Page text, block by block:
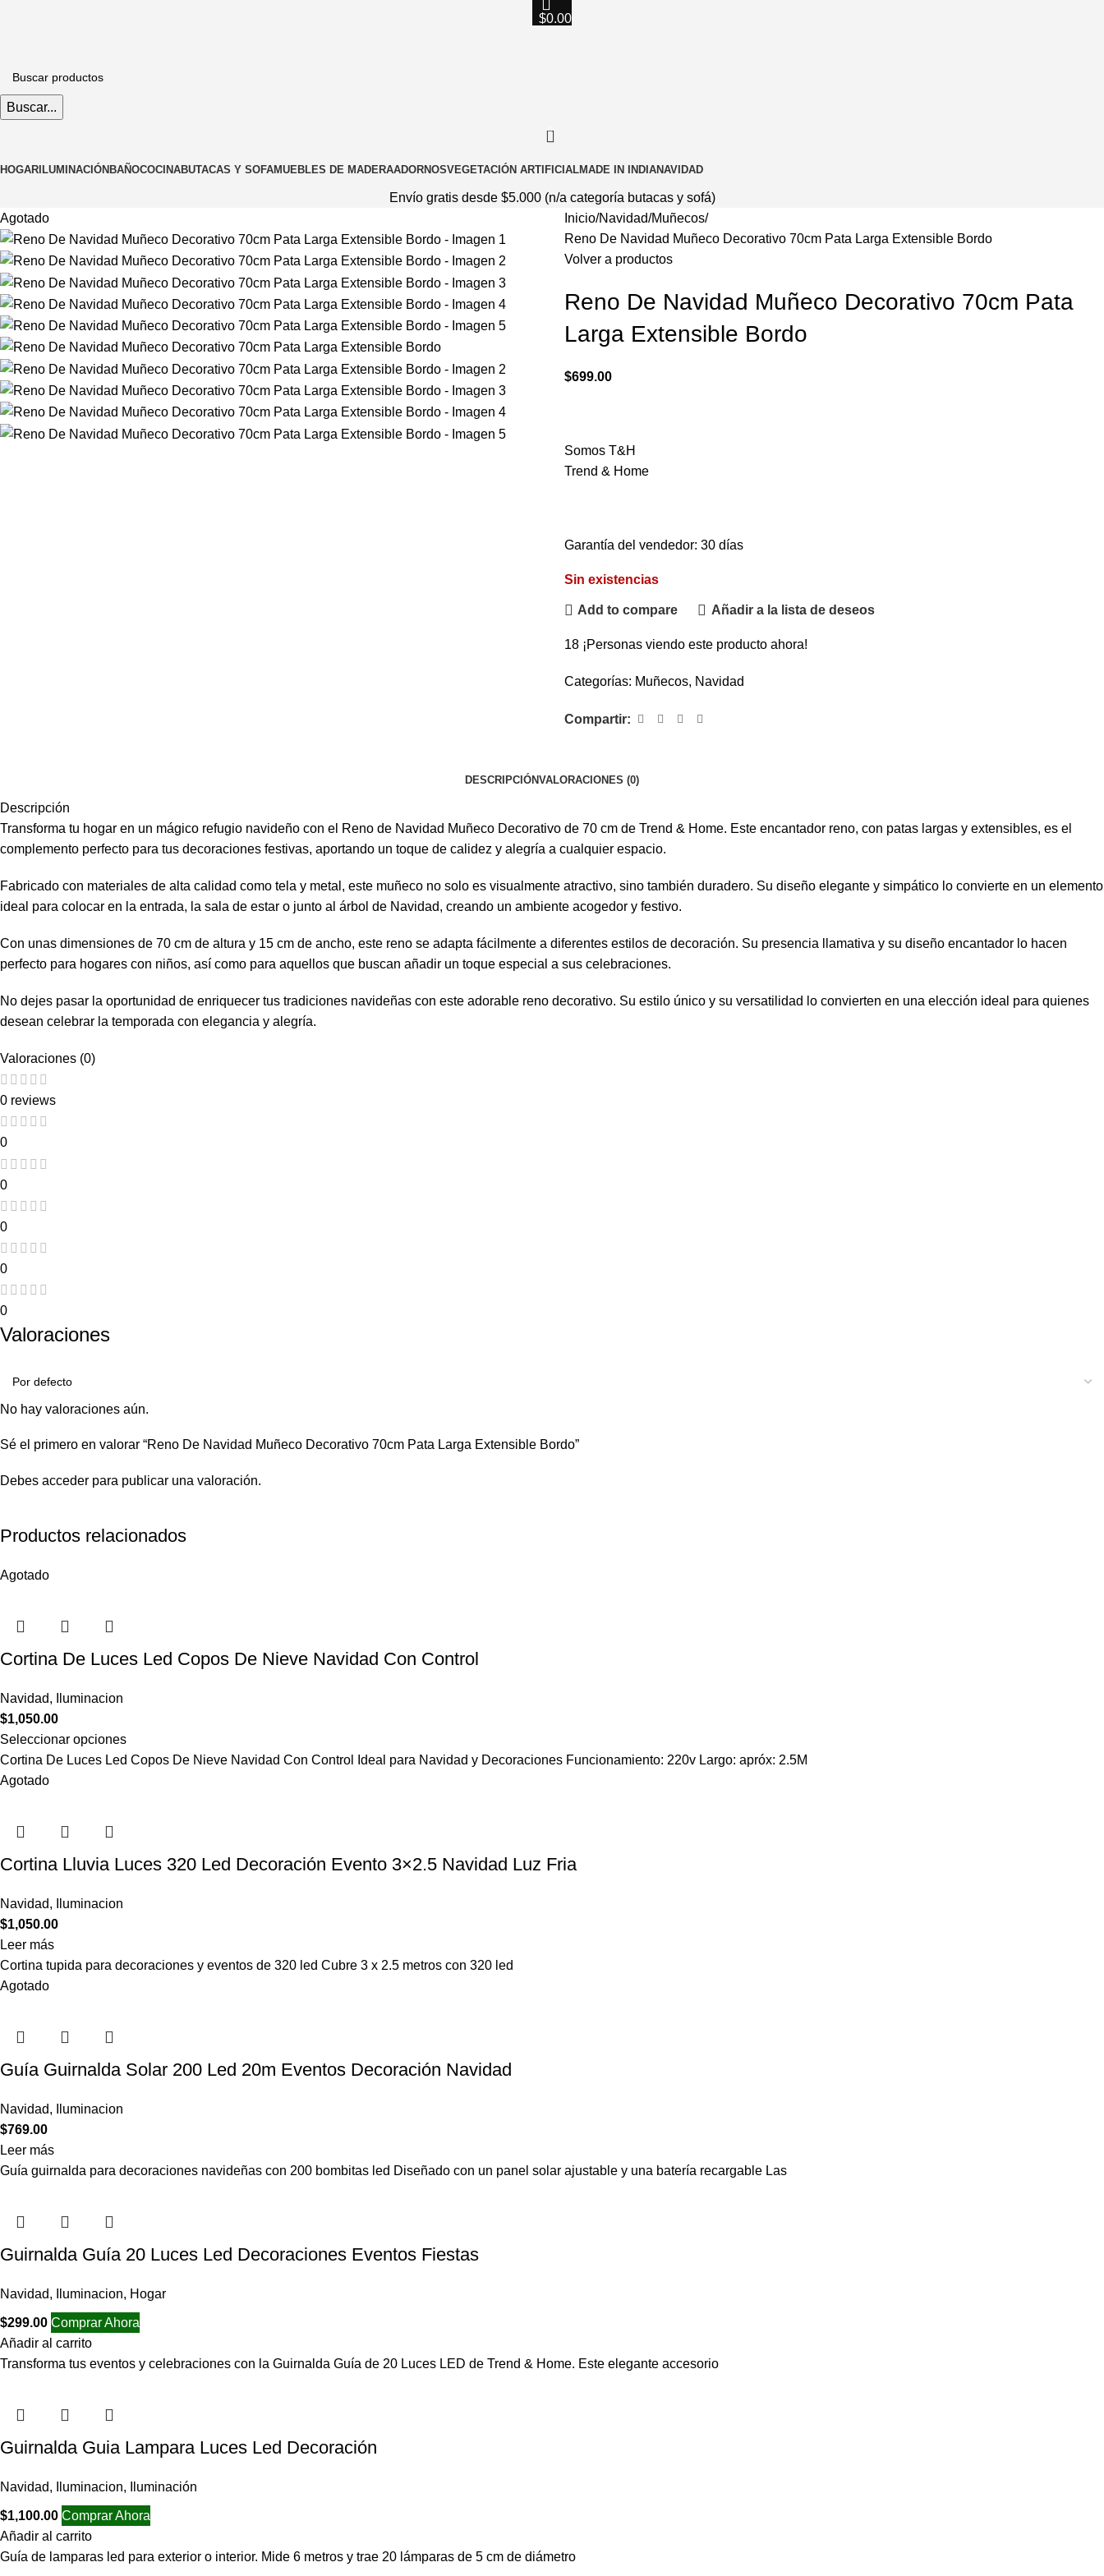
$0.00
Buscar...
0
HOGAR ILUMINACIÓN BAÑOCOCINABUTACAS Y SOFAMUEBLES DE MADERAADORNOSVEGETACIÓN ARTIFICIALMADE IN INDIANAVIDAD
Envío gratis desde $5.000 (n/a categoría butacas y sofá)
Agotado
Inicio Navidad Muñecos
Reno De Navidad Muñeco Decorativo 70cm Pata Larga Extensible Bordo
Volver a productos
Reno De Navidad Muñeco Decorativo 70cm Pata
Larga Extensible Bordo
$699.00
Somos T&H
Trend & Home
Garantía del vendedor: 30 días
Sin existencias
Add to compare Añadir a la lista de deseos
18 ¡Personas viendo este producto ahora!
Categorías: Muñecos, Navidad
Compartir:
DESCRIPCIÓNVALORACIONES (0)
Descripción
Transforma tu hogar en un mágico refugio navideño con el Reno de Navidad Muñeco Decorativo de 70 cm de Trend & Home. Este encantador reno, con patas largas y extensibles, es el
complemento perfecto para tus decoraciones festivas, aportando un toque de calidez y alegría a cualquier espacio.
Fabricado con materiales de alta calidad como tela y metal, este muñeco no solo es visualmente atractivo, sino también duradero. Su diseño elegante y simpático lo convierte en un elemento
ideal para colocar en la entrada, la sala de estar o junto al árbol de Navidad, creando un ambiente acogedor y festivo.
Con unas dimensiones de 70 cm de altura y 15 cm de ancho, este reno se adapta fácilmente a diferentes estilos de decoración. Su presencia llamativa y su diseño encantador lo hacen
perfecto para hogares con niños, así como para aquellos que buscan añadir un toque especial a sus celebraciones.
No dejes pasar la oportunidad de enriquecer tus tradiciones navideñas con este adorable reno decorativo. Su estilo único y su versatilidad lo convierten en una elección ideal para quienes
desean celebrar la temporada con elegancia y alegría.
Valoraciones (0)
0 reviews
0
0
0
0
0
Valoraciones
No hay valoraciones aún.
Sé el primero en valorar “Reno De Navidad Muñeco Decorativo 70cm Pata Larga Extensible Bordo”
Debes acceder para publicar una valoración.
Productos relacionados
Agotado
Cortina De Luces Led Copos De Nieve Navidad Con Control
Navidad,
Iluminacion
$1,050.00
Seleccionar opciones
Cortina De Luces Led Copos De Nieve Navidad Con Control Ideal para Navidad y Decoraciones Funcionamiento: 220v Largo: apróx: 2.5M
Agotado
Cortina Lluvia Luces 320 Led Decoración Evento 3×2.5 Navidad Luz Fria
Navidad,
Iluminacion
$1,050.00
Leer más
Cortina tupida para decoraciones y eventos de 320 led Cubre 3 x 2.5 metros con 320 led
Agotado
Guía Guirnalda Solar 200 Led 20m Eventos Decoración Navidad
Navidad,
Iluminacion
$769.00
Leer más
Guía guirnalda para decoraciones navideñas con 200 bombitas led Diseñado con un panel solar ajustable y una batería recargable Las
Guirnalda Guía 20 Luces Led Decoraciones Eventos Fiestas
Navidad, Iluminacion, Hogar
$299.00 Comprar Ahora
Añadir al carrito
Transforma tus eventos y celebraciones con la Guirnalda Guía de 20 Luces LED de Trend & Home. Este elegante accesorio
Guirnalda Guia Lampara Luces Led Decoración
Navidad, Iluminacion, Iluminación
$1,100.00 Comprar Ahora
Añadir al carrito
Guía de lamparas led para exterior o interior. Mide 6 metros y trae 20 lámparas de 5 cm de diámetro